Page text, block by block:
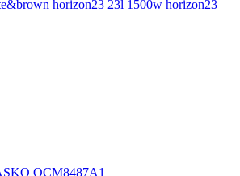
horizon23 23l 1500w horizon23
OCM8487A1